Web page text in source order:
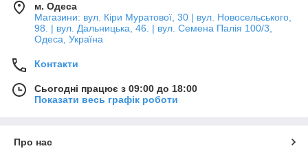
м. Одеса
Магазини: вул. Кіри Муратової, 30 | вул. Новосельського,
98. | вул. Дальницька, 46. | вул. Семена Палія 100/3,
Одеса, Україна
Контакти
Сьогодні працює з 09:00 до 18:00
Показати весь графік роботи
Про нас